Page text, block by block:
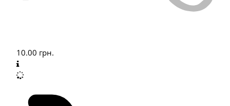
10.00 грн.